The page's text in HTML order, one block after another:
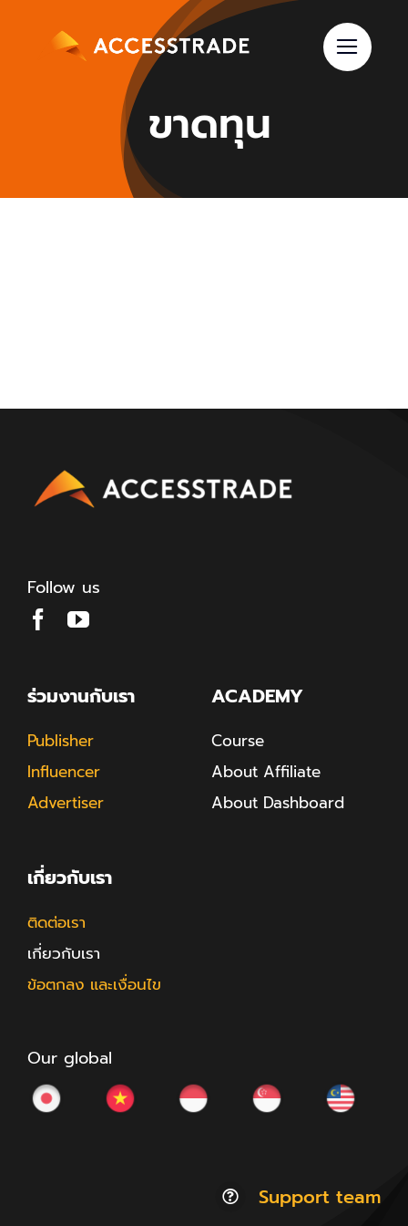
ขาดทุน
Follow us
ร่วมงานกับเรา
Publisher
Influencer
Advertiser
ACADEMY
Course
About Affiliate
About Dashboard
เกี่ยวกับเรา
ติดต่อเรา
เกี่ยวกับเรา
ข้อตกลง และเงื่อนไข
Our global
Support team